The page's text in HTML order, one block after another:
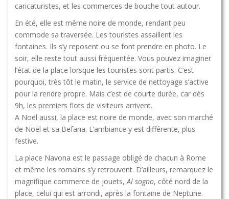
caricaturistes, et les commerces de bouche tout autour.
En été, elle est même noire de monde, rendant peu
commode sa traversée. Les touristes assaillent les
fontaines. Ils s’y reposent ou se font prendre en photo. Le
soir, elle reste tout aussi fréquentée. Vous pouvez imaginer
l’état de la place lorsque les touristes sont partis. C’est
pourquoi, très tôt le matin, le service de nettoyage s’active
pour la rendre propre. Mais c’est de courte durée, car dès
9h, les premiers flots de visiteurs arrivent.
A Noël aussi, la place est noire de monde, avec son marché
de Noël et sa Befana. L’ambiance y est différente, plus
festive.
La place Navona est le passage obligé de chacun à Rome
et même les romains s’y retrouvent. D’ailleurs, remarquez le
magnifique commerce de jouets,Al sogno, côté nord de la
place, celui qui est arrondi, après la fontaine de Neptune.